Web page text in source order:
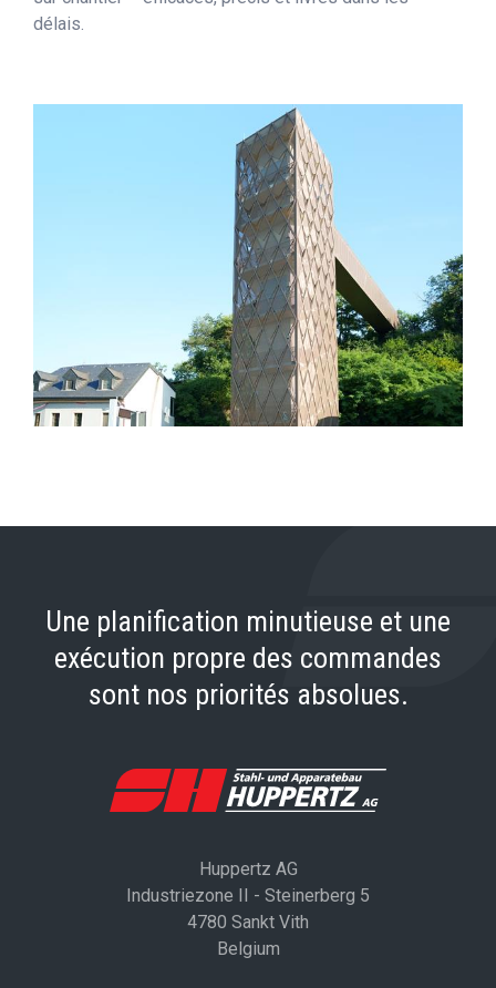
délais.
Une planification minutieuse et une
exécution propre des commandes
sont nos priorités absolues.
Huppertz AG
Industriezone II - Steinerberg 5
4780 Sankt Vith
Belgium